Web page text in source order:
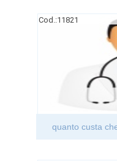
Cod.:11821
quanto custa